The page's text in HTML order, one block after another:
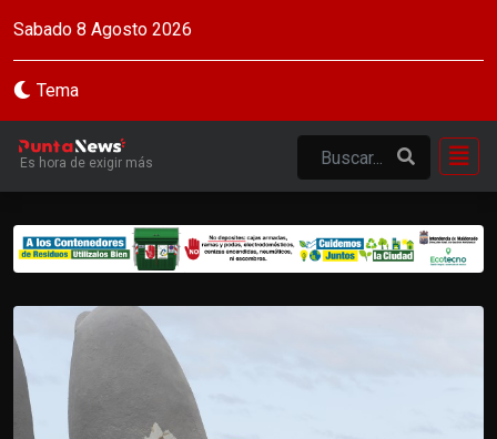
Sabado 8 Agosto 2026
Tema
Es hora de exigir más